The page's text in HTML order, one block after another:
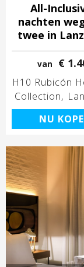
All-
nachten
twee in
van €
H10 Rubicón
Collection
NU